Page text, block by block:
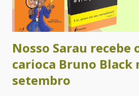
Priscila Moreira, Rebeca Carvalho,
Queiroz­, Rosania Alves, Sérgio
Nosso Sarau recebe
carioca Bruno Black
setembro